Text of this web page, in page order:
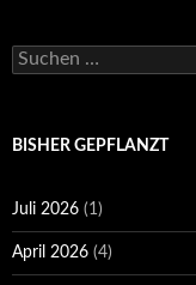
Suchen
nach:
BISHER GEPFLANZT
Juli 2026 (1)
April 2026 (4)